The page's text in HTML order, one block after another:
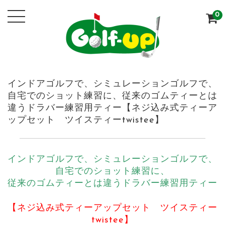
0
インドアゴルフで、シミュレーションゴルフで、
自宅でのショット練習に、従来のゴムティーとは
違うドラバー練習用ティー【ネジ込み式ティーア
ップセット ツイスティーtwistee】
インドアゴルフで、シミュレーションゴルフで、
自宅でのショット練習に、
従来のゴムティーとは違うドラバー練習用ティー
【ネジ込み式ティーアップセット ツイスティー
twistee】